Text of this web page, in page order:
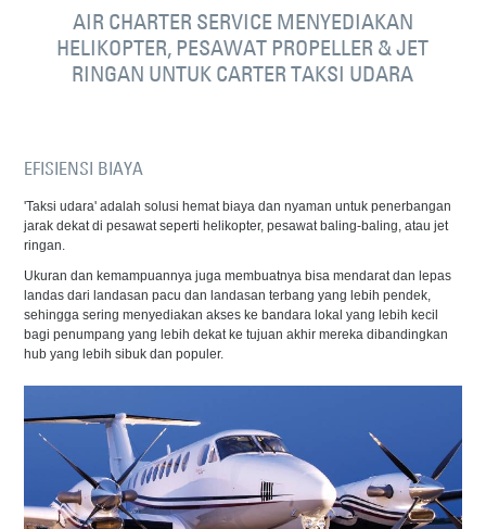
AIR CHARTER SERVICE MENYEDIAKAN
HELIKOPTER, PESAWAT PROPELLER & JET
RINGAN UNTUK CARTER TAKSI UDARA
EFISIENSI BIAYA
'Taksi udara' adalah solusi hemat biaya dan nyaman untuk penerbangan
jarak dekat di pesawat seperti helikopter, pesawat baling-baling, atau jet
ringan.
Ukuran dan kemampuannya juga membuatnya bisa mendarat dan lepas
landas dari landasan pacu dan landasan terbang yang lebih pendek,
sehingga sering menyediakan akses ke bandara lokal yang lebih kecil
bagi penumpang yang lebih dekat ke tujuan akhir mereka dibandingkan
hub yang lebih sibuk dan populer.